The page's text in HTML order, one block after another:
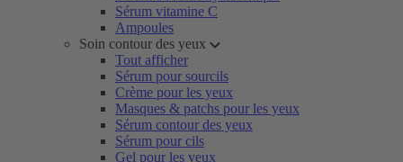
Sérum vitamine C
Ampoules
Soin contour des yeux
Tout afficher
Sérum pour sourcils
Crème pour les yeux
Masques & patchs pour les yeux
Sérum contour des yeux
Sérum pour cils
Gel pour les yeux